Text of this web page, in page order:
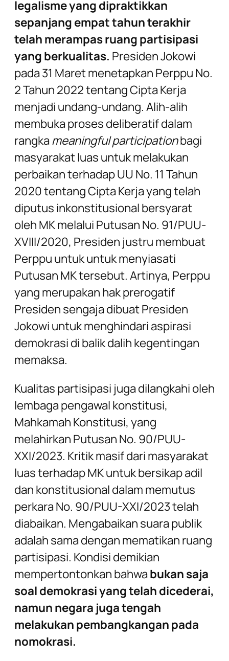
legalisme yang dipraktikkan
sepanjang empat tahun terakhir
telah merampas ruang partisipasi
yang berkualitas. Presiden Jokowi
pada 31 Maret menetapkan Perppu No.
2 Tahun 2022 tentang Cipta Kerja
menjadi undang-undang. Alih-alih
membuka proses deliberatif dalam
rangkameaningful participationbagi
masyarakat luas untuk melakukan
perbaikan terhadap UU No. 11 Tahun
2020 tentang Cipta Kerja yang telah
diputus inkonstitusional bersyarat
oleh MK melalui Putusan No. 91/PUU-
XVIII/2020, Presiden justru membuat
Perppu untuk untuk menyiasati
Putusan MK tersebut. Artinya, Perppu
yang merupakan hak prerogatif
Presiden sengaja dibuat Presiden
Jokowi untuk menghindari aspirasi
demokrasi di balik dalih kegentingan
memaksa.
Kualitas partisipasi juga dilangkahi oleh
lembaga pengawal konstitusi,
Mahkamah Konstitusi, yang
melahirkan Putusan No. 90/PUU-
XXI/2023. Kritik masif dari masyarakat
luas terhadap MK untuk bersikap adil
dan konstitusional dalam memutus
perkara No. 90/PUU-XXI/2023 telah
diabaikan. Mengabaikan suara publik
adalah sama dengan mematikan ruang
partisipasi. Kondisi demikian
mempertontonkan bahwabukan saja
soal demokrasi yang telah dicederai,
namun negara juga tengah
melakukan pembangkangan pada
nomokrasi.